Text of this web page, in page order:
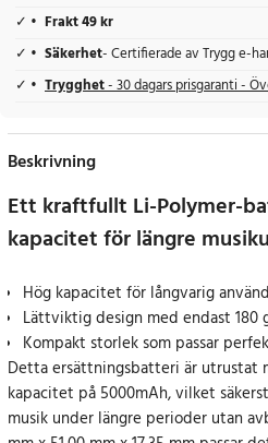
Frakt 49 kr
Säkerhet- Certifierade av Trygg e-
Trygghet- 30 dagars prisgaranti -
Beskrivning
Ett kraftfullt Li-Polymer-
kapacitet för längre
Hög kapacitet för långvarig
Lättviktig design med endast 180
Kompakt storlek som passar
Detta ersättningsbatteri är utrustat
kapacitet på 5000mAh, vilket
musik under längre perioder utan